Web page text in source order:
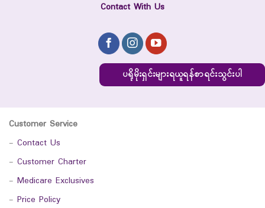
Contact With Us
ပရိုမိုးရှင်းများရယူရန်စာရင်းသွင်းပါ
Customer Service
- Contact Us
- Customer Charter
- Medicare Exclusives
- Price Policy